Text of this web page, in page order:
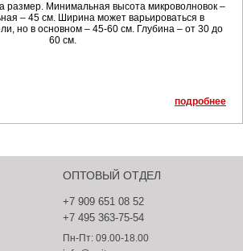
размер. Минимальная высота микроволновок –
– 45 см. Ширина может варьироваться в
но в основном – 45-60 см. Глубина – от 30 до
60 см.
подробнее
ОПТОВЫЙ ОТДЕЛ
+7 909 651 08 52
+7 495 363-75-54
Пн-Пт: 09.00-18.00